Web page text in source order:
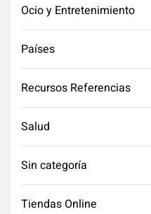
Ocio y Entretenimiento
Países
Recursos Referencias
Salud
Sin categoría
Tiendas Online